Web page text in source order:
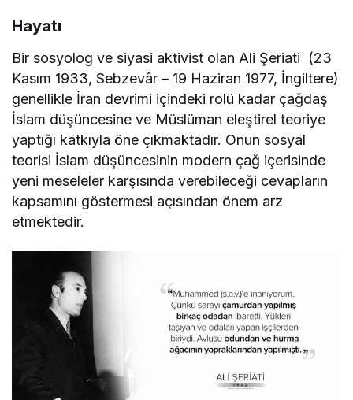
Hayatı
Bir sosyolog ve siyasi aktivist olan Ali Şeriati (23
Kasım 1933, Sebzevâr – 19 Haziran 1977, İngiltere)
genellikle İran devrimi içindeki rolü kadar çağdaş
İslam düşüncesine ve Müslüman eleştirel teoriye
yaptığı katkıyla öne çıkmaktadır. Onun sosyal
teorisi İslam düşüncesinin modern çağ içerisinde
yeni meseleler karşısında verebileceği cevapların
kapsamını göstermesi açısından önem arz
etmektedir.